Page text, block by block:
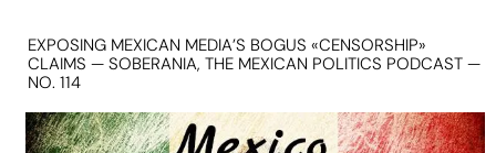
EXPOSING MEXICAN MEDIA’S BOGUS «CENSORSHIP»
CLAIMS — SOBERANIA, THE MEXICAN POLITICS PODCAST —
NO. 114